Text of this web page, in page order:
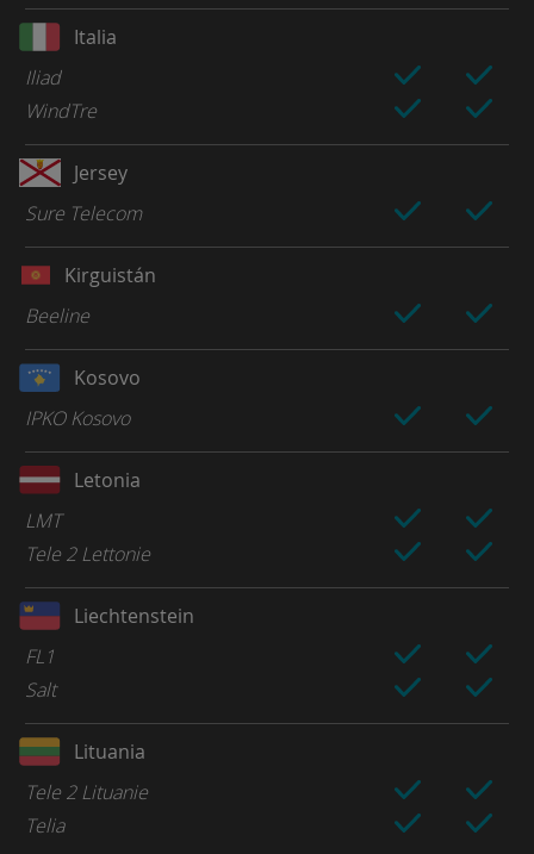
Italia
Iliad
WindTre
Jersey
Sure Telecom
Kirguistán
Beeline
Kosovo
IPKO Kosovo
Letonia
LMT
Tele 2 Lettonie
Liechtenstein
FL1
Salt
Lituania
Tele 2 Lituanie
Telia